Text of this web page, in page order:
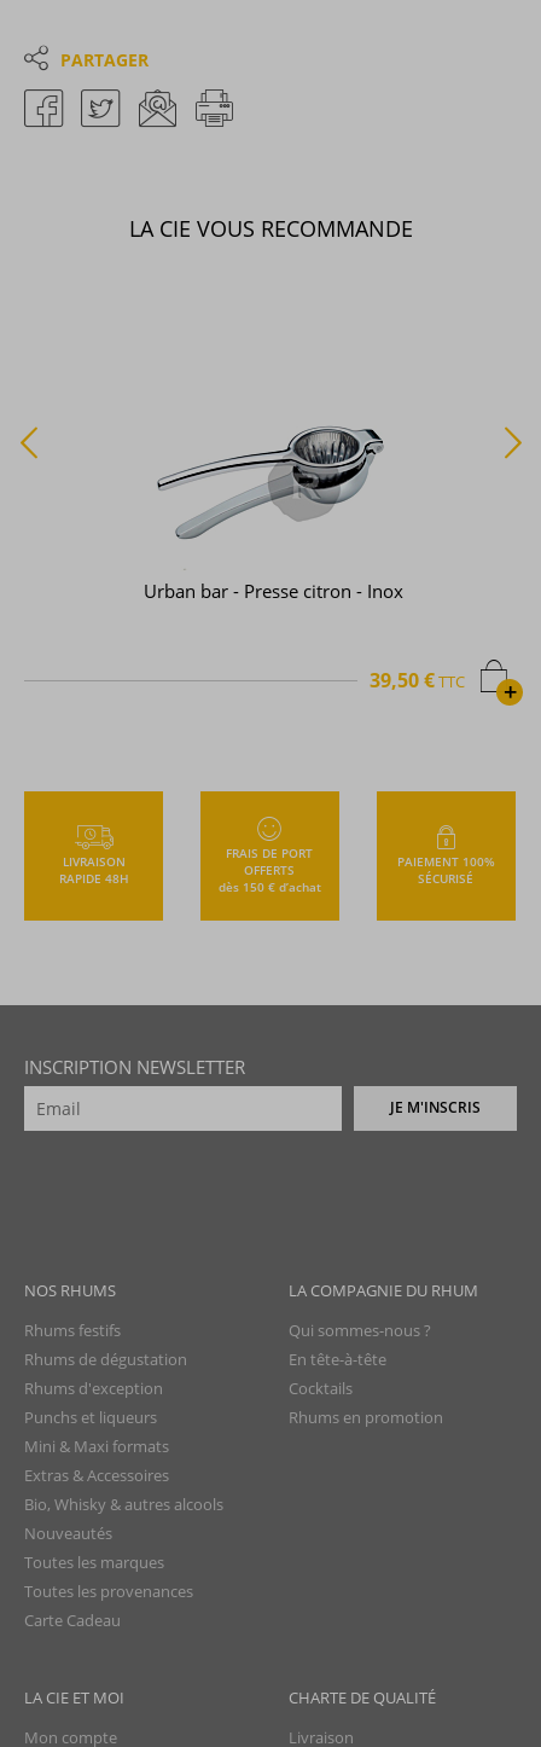
PARTAGER
LA CIE VOUS RECOMMANDE
HSE - Rhum ambré - Elevé sous bois - 70cl - 42°
31,38 € TTC
LIVRAISON
RAPIDE 48H
FRAIS DE PORT
OFFERTS
dès 150 € d’achat
PAIEMENT 100%
SÉCURISÉ
INSCRIPTION NEWSLETTER
JE M'INSCRIS
NOS RHUMS
Rhums festifs
Rhums de dégustation
Rhums d'exception
Punchs et liqueurs
Mini & Maxi formats
Extras & Accessoires
Bio, Whisky & autres alcools
Nouveautés
Toutes les marques
Toutes les provenances
Carte Cadeau
LA COMPAGNIE DU RHUM
Qui sommes-nous ?
En tête-à-tête
Cocktails
Rhums en promotion
LA CIE ET MOI
Mon compte
CHARTE DE QUALITÉ
Livraison